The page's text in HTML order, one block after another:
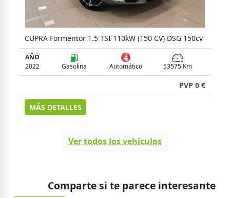
Ver todos los vehículos
Comparte si te parece interesante